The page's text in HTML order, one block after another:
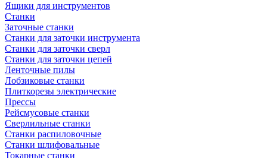
Ящики для инструментов
Станки
Заточные станки
Станки для заточки инструмента
Станки для заточки сверл
Станки для заточки цепей
Ленточные пилы
Лобзиковые станки
Плиткорезы электрические
Прессы
Рейсмусовые станки
Сверлильные станки
Станки распиловочные
Станки шлифовальные
Токарные станки